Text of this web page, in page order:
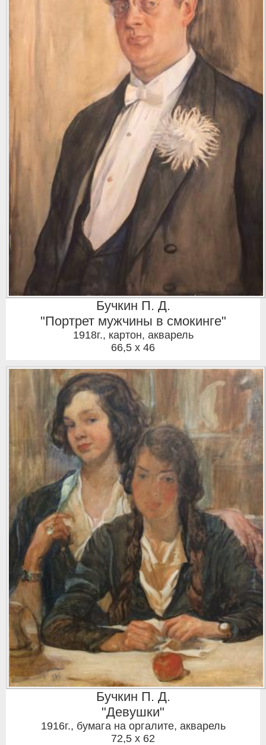
Бучкин П. Д.
"Портрет мужчины в смокинге"
1918г., картон, акварель
66,5 x 46
Бучкин П. Д.
"Девушки"
1916г., бумага на оргалите, акварель
72,5 x 62